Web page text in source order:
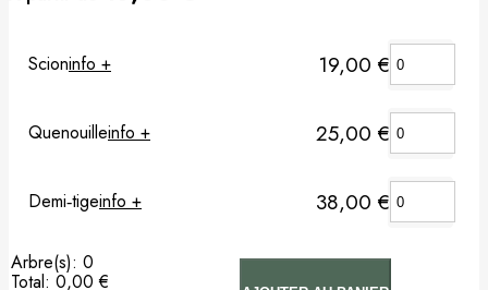
Non classé
Scioninfo + 19,00 €
Quenouilleinfo + 25,00 €
Demi‑tigeinfo + 38,00 €
Arbre(s): 0
Total: 0,00 €